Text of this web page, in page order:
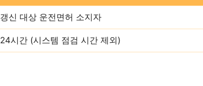
갱신 대상 운전면허 소지자
24시간 (시스템 점검 시간 제외)